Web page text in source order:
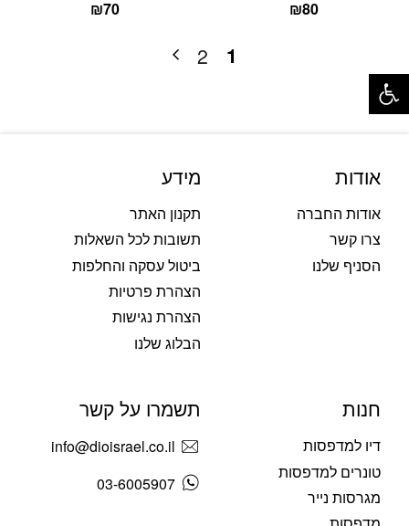
₪80
₪70
1
2
אודות
אודות החברה
צרו קשר
הסניף שלנו
מידע
תקנון האתר
תשובות לכל השאלות
ביטול עסקה והחלפות
הצהרת פרטיות
הצהרת נגישות
הבלוג שלנו
חנות
דיו למדפסות
טונרים למדפסות
מגרסות נייר
תשמרו על קשר
info@dioisrael.co.il
03-6005907
פתח סרגל נגישות